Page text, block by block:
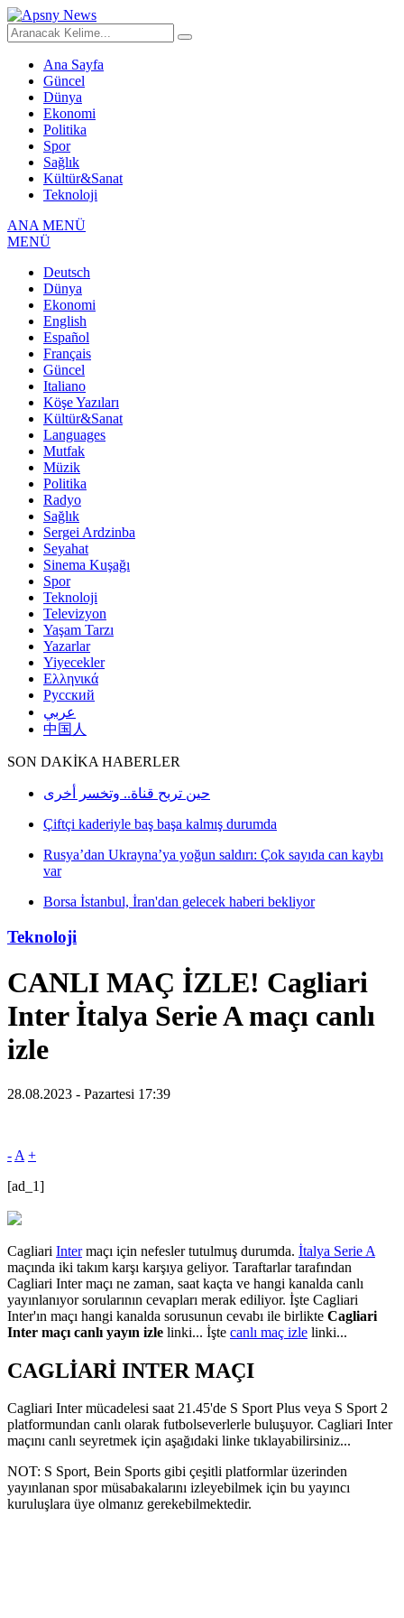
Ana Sayfa
Güncel
Dünya
Ekonomi
Politika
Spor
Sağlık
Kültür&Sanat
Teknoloji
ANA MENÜ
MENÜ
Deutsch
Dünya
Ekonomi
English
Español
Français
Güncel
Italiano
Köşe Yazıları
Kültür&Sanat
Languages
Mutfak
Müzik
Politika
Radyo
Sağlık
Sergei Ardzinba
Seyahat
Sinema Kuşağı
Spor
Teknoloji
Televizyon
Yaşam Tarzı
Yazarlar
Yiyecekler
Ελληνικά
Русский
عربي
中国人
SON DAKİKA HABERLER
حين تربح قناة.. وتخسر أخرى
Çiftçi kaderiyle baş başa kalmış durumda
Rusya’dan Ukrayna’ya yoğun saldırı: Çok sayıda can kaybı
var
Borsa İstanbul, İran'dan gelecek haberi bekliyor
Teknoloji
CANLI MAÇ İZLE! Cagliari
Inter İtalya Serie A maçı canlı
izle
28.08.2023 - Pazartesi 17:39
- A +
[ad_1]
Cagliari Intermaçı için nefesler tutulmuş durumda. İtalya Serie A
maçında iki takım karşı karşıya geliyor. Taraftarlar tarafından
Cagliari Inter maçı ne zaman, saat kaçta ve hangi kanalda canlı
yayınlanıyor sorularının cevapları merak ediliyor. İşte Cagliari
Inter'ın maçı hangi kanalda sorusunun cevabı ile birlikte Cagliari
Inter maçı canlı yayın izle linki... İşte canlı maç izle linki...
CAGLİARİ INTER MAÇI
Cagliari Inter mücadelesi saat 21.45'de S Sport Plus veya S Sport 2
platformundan canlı olarak futbolseverlerle buluşuyor. Cagliari Inter
maçını canlı seyretmek için aşağıdaki linke tıklayabilirsiniz...
NOT: S Sport, Bein Sports gibi çeşitli platformlar üzerinden
yayınlanan spor müsabakalarını izleyebilmek için bu yayıncı
kuruluşlara üye olmanız gerekebilmektedir.